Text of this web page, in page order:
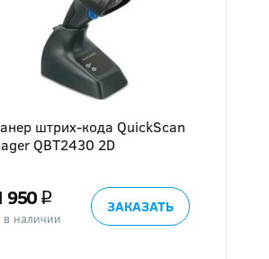
штрих-кода QuickScan
QBT2430 2D
950 q
в наличии
ЗАКАЗАТЬ